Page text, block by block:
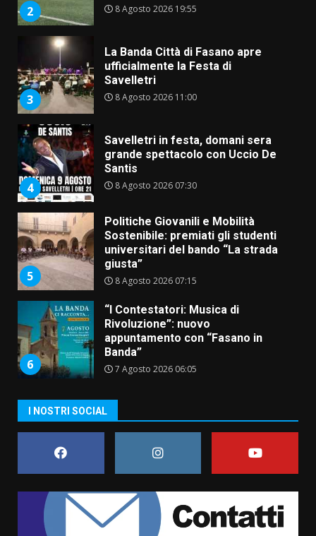
2 8 Agosto 2026 19:55
3
La Banda Città di Fasano apre
ufficialmente la Festa di
Savelletri
8 Agosto 2026 11:00
4
Savelletri in festa, domani sera
grande spettacolo con Uccio De
Santis
8 Agosto 2026 07:30
5
Politiche Giovanili e Mobilità
Sostenibile: premiati gli studenti
universitari del bando “La strada
giusta”
8 Agosto 2026 07:15
6
“I Contestatori: Musica di
Rivoluzione”: nuovo
appuntamento con “Fasano in
Banda”
7 Agosto 2026 06:05
amarezza per esclusione dal
campionato di calcio”
7 Agosto 2026 06:00
Grande successo per la “Sagra
del Pesce Spada” a Savelletri
9 Agosto 2026 07:32
I NOSTRI SOCIAL